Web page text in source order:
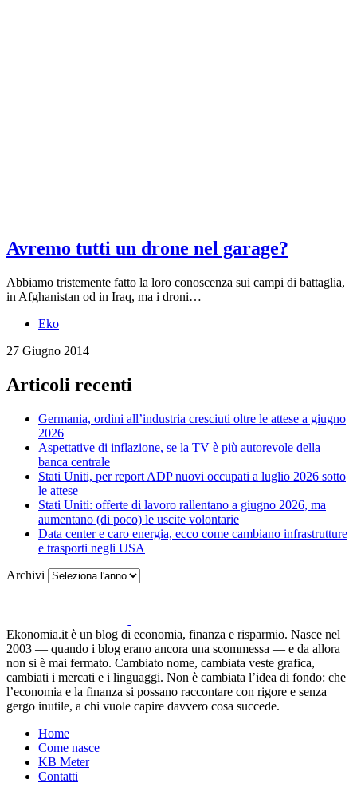
Avremo tutti un drone nel garage?
Abbiamo tristemente fatto la loro conoscenza sui campi di battaglia,
in Afghanistan od in Iraq, ma i droni…
Eko
27 Giugno 2014
Articoli recenti
Germania, ordini all’industria cresciuti oltre le attese a giugno
2026
Aspettative di inflazione, se la TV è più autorevole della
banca centrale
Stati Uniti, per report ADP nuovi occupati a luglio 2026 sotto
le attese
Stati Uniti: offerte di lavoro rallentano a giugno 2026, ma
aumentano (di poco) le uscite volontarie
Data center e caro energia, ecco come cambiano infrastrutture
e trasporti negli USA
Archivi
Ekonomia.it è un blog di economia, finanza e risparmio. Nasce nel
2003 — quando i blog erano ancora una scommessa — e da allora
non si è mai fermato. Cambiato nome, cambiata veste grafica,
cambiati i mercati e i linguaggi. Non è cambiata l’idea di fondo: che
l’economia e la finanza si possano raccontare con rigore e senza
gergo inutile, a chi vuole capire davvero cosa succede.
Home
Come nasce
KB Meter
Contatti